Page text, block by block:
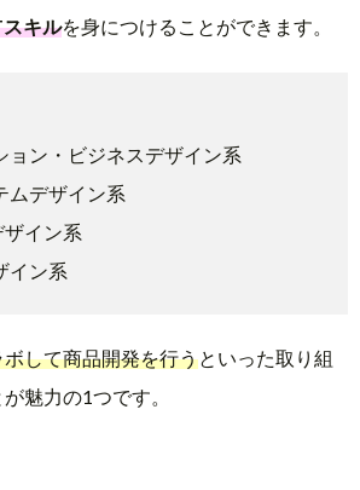
キルを身につけることができます。
ョン・ビジネスデザイン系
ムデザイン系
ザイン系
イン系
して商品開発を行うといった取り組
魅力の1つです。